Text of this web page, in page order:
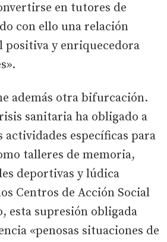
en tutores de
con ello una relación
positiva y enriquecedora
además otra bifurcación.
sanitaria ha obligado a
actividades específicas para
talleres de memoria,
deportivas y lúdica
Centros de Acción Social
esta supresión obligada
«penosas situaciones de